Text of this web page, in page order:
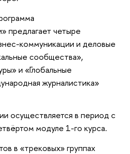
предлагает четыре
коммуникации и деловые
сообщества»,
и «Глобальные
журналистика»
осуществляется в период с
модуле 1-го курса.
в «трековых» группах